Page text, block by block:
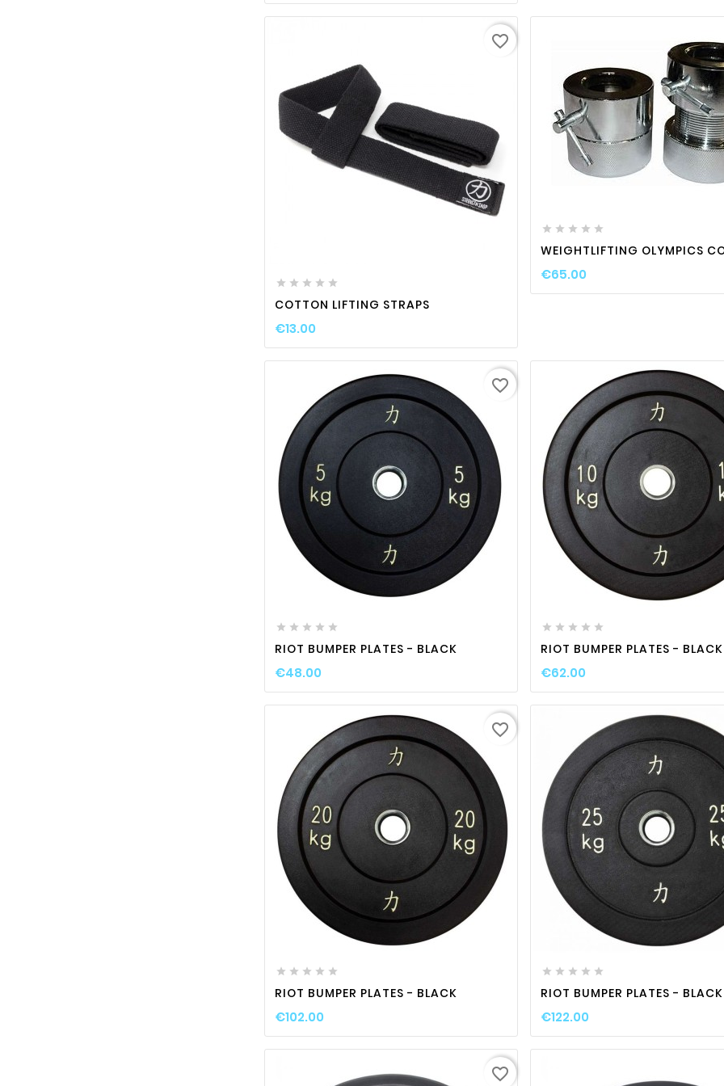
    
COTTON LIFTING STRAPS
€13.00
favorite_border
    
WEIGHTLIFTING OLYMPICS
€65.00

    
RIOT BUMPER PLATES - BLACK
€48.00
favorite_border

    
RIOT BUMPER PLATES - BLACK
€62.00
 visibility
    
RIOT BUMPER PLATES - BLACK
€102.00
favorite_border

    
RIOT BUMPER PLATES - BLACK
€122.00
favorite_border